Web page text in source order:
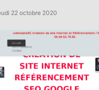
22 octobre 2020